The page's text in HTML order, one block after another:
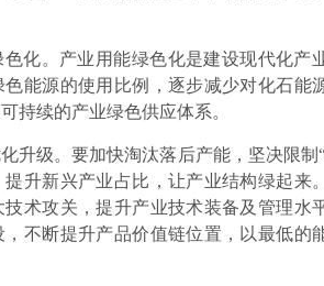
化。产业用能绿色化是建设现代化产
能源的使用比例，逐步减少对化石能
持续的产业绿色供应体系。
升级。要加快淘汰落后产能，坚决限制
升新兴产业占比，让产业结构绿起来
术攻关，提升产业技术装备及管理水
不断提升产品价值链位置，以最低的